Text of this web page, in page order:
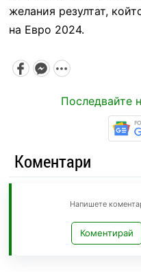
желания резултат,
на Евро 2024.
Последвайте
Коментари
Напишете
Коментирай